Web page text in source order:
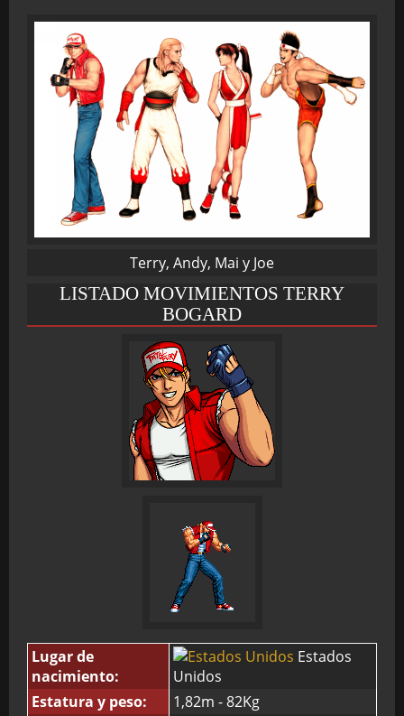
BONUS STAGE
GUÍA BÁSICA
TIER LIST
BMG-OST
Terry, Andy, Mai y Joe
LISTADO MOVIMIENTOS TERRY
BOGARD
Lugar de
nacimiento:
Estados
Unidos
Estatura y peso:
1,82m - 82Kg